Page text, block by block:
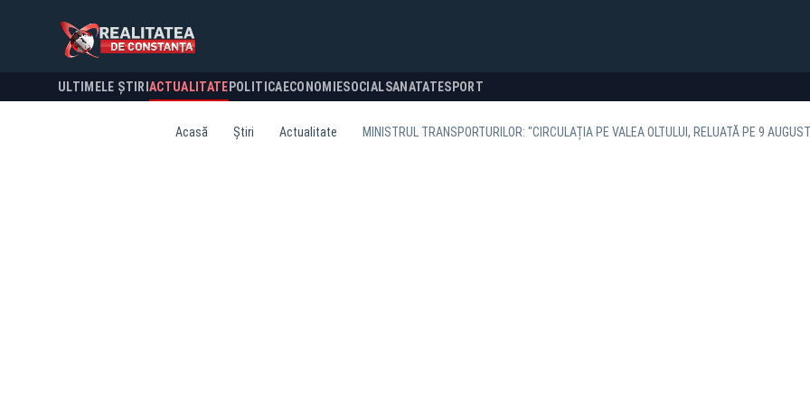
ULTIMELE ȘTIRI ACTUALITATE POLITICA ECONOMIESOCIALSANATATESPORT
Acasă Știri Actualitate MINISTRUL TRANSPORTURILOR: "CIRCULAȚIA PE VALEA OLTULUI, RELUATĂ PE 9